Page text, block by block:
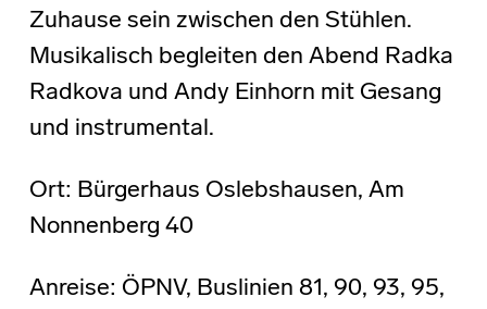
Zuhause sein zwischen den Stühlen.
Musikalisch begleiten den Abend Radka
Radkova und Andy Einhorn mit Gesang
und instrumental.
Ort: Bürgerhaus Oslebshausen, Am
Nonnenberg 40
Anreise: ÖPNV, Buslinien 81, 90, 93, 95,